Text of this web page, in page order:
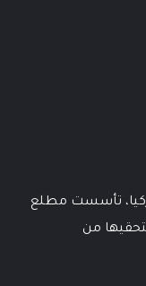
تأسست مطلع
من